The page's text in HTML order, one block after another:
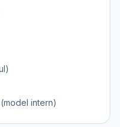
intern)